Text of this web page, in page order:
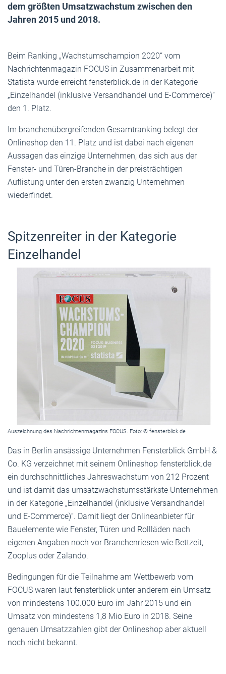
dem größten Umsatzwachstum zwischen den
Jahren 2015 und 2018.
Beim Ranking „Wachstumschampion 2020“ vom
Nachrichtenmagazin FOCUS in Zusammenarbeit mit
Statista wurde erreicht fensterblick.de in der Kategorie
„Einzelhandel (inklusive Versandhandel und E-Commerce)“
den 1. Platz.
Im branchenübergreifenden Gesamtranking belegt der
Onlineshop den 11. Platz und ist dabei nach eigenen
Aussagen das einzige Unternehmen, das sich aus der
Fenster- und Türen-Branche in der preisträchtigen
Auflistung unter den ersten zwanzig Unternehmen
wiederfindet.
Spitzenreiter in der Kategorie
Einzelhandel
Auszeichnung des Nachrichtenmagazins FOCUS. Foto: © fensterblick.de
Das in Berlin ansässige Unternehmen Fensterblick GmbH &
Co. KG verzeichnet mit seinem Onlineshop fensterblick.de
ein durchschnittliches Jahreswachstum von 212 Prozent
und ist damit das umsatzwachstumsstärkste Unternehmen
in der Kategorie „Einzelhandel (inklusive Versandhandel
und E-Commerce)“. Damit liegt der Onlineanbieter für
Bauelemente wie Fenster, Türen und Rollläden nach
eigenen Angaben noch vor Branchenriesen wie Bettzeit,
Zooplus oder Zalando.
Bedingungen für die Teilnahme am Wettbewerb vom
FOCUS waren laut fensterblick unter anderem ein Umsatz
von mindestens 100.000 Euro im Jahr 2015 und ein
Umsatz von mindestens 1,8 Mio Euro in 2018. Seine
genauen Umsatzzahlen gibt der Onlineshop aber aktuell
noch nicht bekannt.